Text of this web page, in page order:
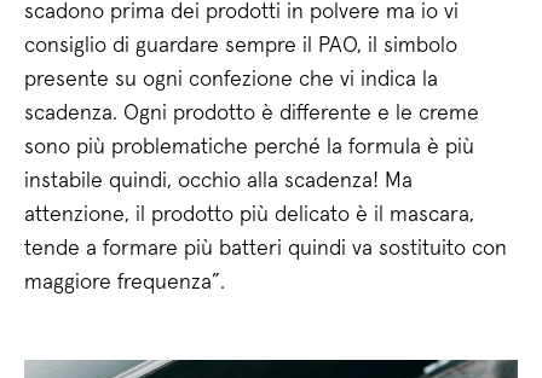
scadono prima dei prodotti in polvere ma io vi
consiglio di guardare sempre il PAO, il simbolo
presente su ogni confezione che vi indica la
scadenza. Ogni prodotto è differente e le creme
sono più problematiche perché la formula è più
instabile quindi, occhio alla scadenza! Ma
attenzione, il prodotto più delicato è il mascara,
tende a formare più batteri quindi va sostituito con
maggiore frequenza”.